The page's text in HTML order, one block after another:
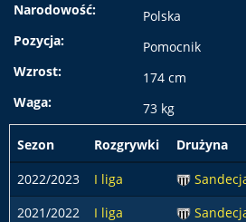
Narodowość:
Polska
Pozycja:
Pomocnik
Wzrost:
174 cm
Waga:
73 kg
Sezon Rozgrywki Drużyna
2022/2023
I liga
2021/2022
I liga